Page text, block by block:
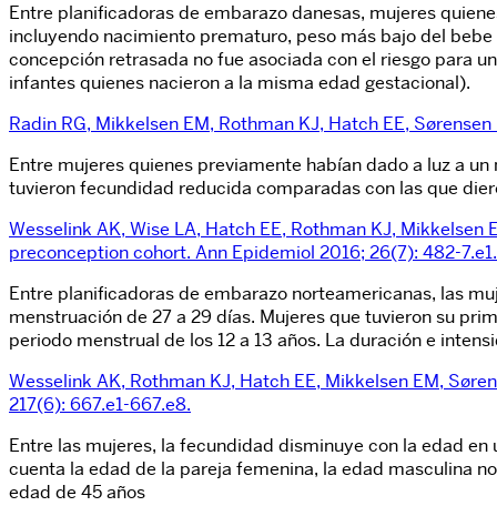
Entre planificadoras de embarazo danesas, mujeres
incluyendo nacimiento prematuro, peso más bajo del
concepción retrasada no fue asociada con el riesgo para
infantes quienes nacieron a la misma edad gestacional).
Radin RG, Mikkelsen EM, Rothman KJ, Hatch EE,
Entre mujeres quienes previamente habían dado a luz a
tuvieron fecundidad reducida comparadas con las que
Wesselink AK, Wise LA, Hatch EE, Rothman KJ,
preconception cohort. Ann Epidemiol 2016; 26(7): 482-7.e1.
Entre planificadoras de embarazo norteamericanas, las
menstruación de 27 a 29 días. Mujeres que tuvieron su
periodo menstrual de los 12 a 13 años. La duración e
Wesselink AK, Rothman KJ, Hatch EE, Mikkelsen EM,
217(6): 667.e1-667.e8.
Entre las mujeres, la fecundidad disminuye con la edad
cuenta la edad de la pareja femenina, la edad masculina
edad de 45 años